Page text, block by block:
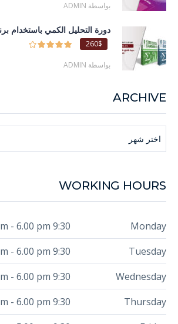
بواسطة ADMIN
دورة التحليل الكمي باستخدام
260$
بواسطة ADMIN
ARCHIVE
اختر شهر
WORKING HOURS
Monday
9:30 am - 6.00 pm
Tuesday
9:30 am - 6.00 pm
Wednesday
9:30 am - 6.00 pm
Thursday
9:30 am - 6.00 pm